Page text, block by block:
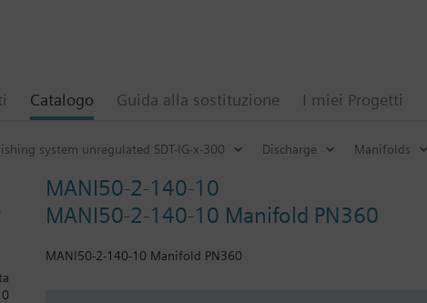
Catalogo Guida alla sostituzione I miei Progetti
system unregulated SDT-IG-x-300 Discharge Manifolds
MANI50-2-140-10
MANI50-2-140-10 Manifold PN360
MANI50-2-140-10 Manifold PN360